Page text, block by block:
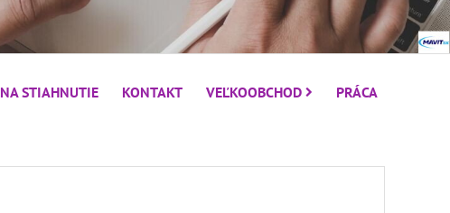
NA STIAHNUTIE KONTAKT VEĽKOOBCHOD PRÁCA